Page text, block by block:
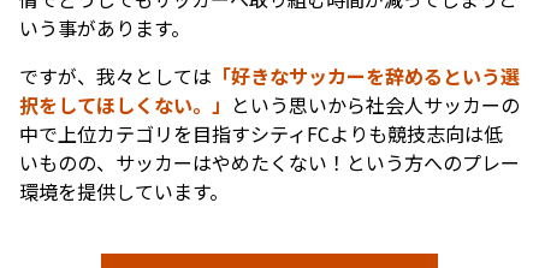
いう事があります。
ですが、我々としては 「好きなサッカーを辞めるという選
択をしてほしくない。」 という思いから社会人サッカーの
中で上位カテゴリを目指すシティFCよりも競技志向は低
いものの、サッカーはやめたくない！という方へのプレー
環境を提供しています。